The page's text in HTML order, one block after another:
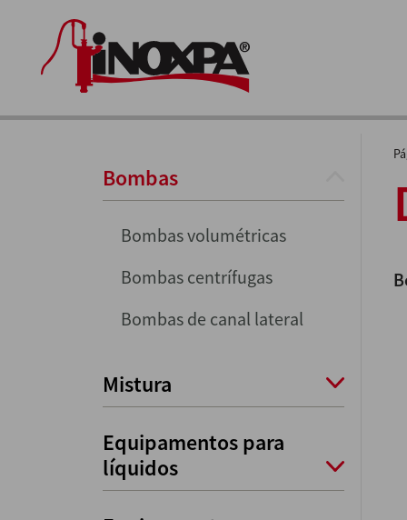
Bombas
Bombas volumétricas
Bombas centrífugas
Bombas de canal lateral
Mistura
Equipamentos para
líquidos